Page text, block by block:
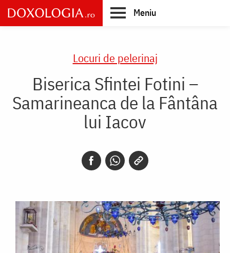
Skip
to
main
Meniu
Locuri de pelerinaj
Biserica Sfintei Fotini –
Samarineanca de la Fântâna
lui Iacov